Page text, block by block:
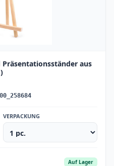
aus
VERPACKUNG
Auf Lager